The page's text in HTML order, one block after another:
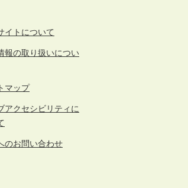
イトについて
報の取り扱いについ
マップ
アクセシビリティに
のお問い合わせ